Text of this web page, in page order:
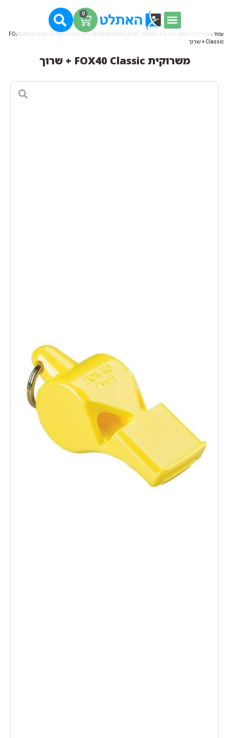
0
עמוד הבית / כל המוצרים / ציוד למפעילי חוגים, סטודיו ומאמנים / חוגים ציוד משלים
/ משרוקית FOX40
Classic + שרוך
משרוקית FOX40 Classic + שרוך